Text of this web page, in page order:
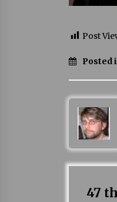
Post
Posted
47